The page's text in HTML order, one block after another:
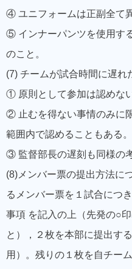
④ ユニフォームは正副全て
⑤ インナーパンツを使用す
のこと。
(7) チームが試合時間に遅れ
① 原則として参加は認めない
② 止むを得ない事情のみに
範囲内で認めることもある。
③ 監督部長の遅刻も同様の
(8)メンバー票の提出方法に
るメンバー票を１試合につ
事項 を記入の上（先発の○
と），２枚を本部に提出す
用）。残りの１枚を自チー